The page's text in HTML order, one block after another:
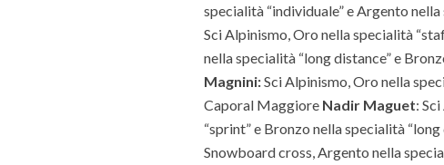
specialità “individuale” e Argento
Sci Alpinismo, Oro nella specialità
nella specialità “long distance” e
Magnini:Sci Alpinismo, Oro nella
Caporal Maggiore Nadir Maguet:
“sprint” e Bronzo nella specialità
Snowboard cross, Argento nella